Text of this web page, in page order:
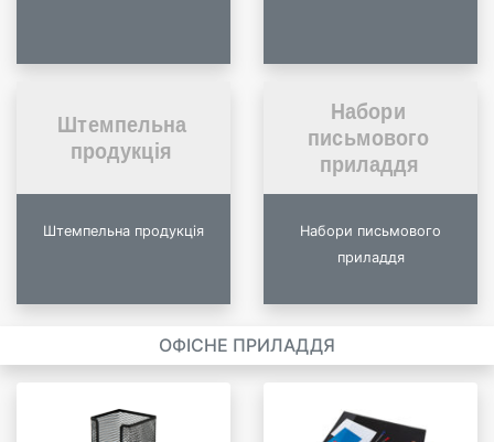
Штемпельна продукція
Набори письмового
приладдя
ОФІСНЕ ПРИЛАДДЯ